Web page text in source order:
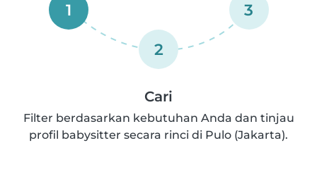
1
2
3
Cari
Filter berdasarkan kebutuhan Anda dan tinjau
profil babysitter secara rinci di Pulo (Jakarta).